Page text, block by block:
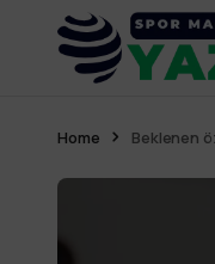
Home Beklenen